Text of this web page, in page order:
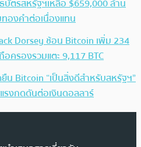
บัตรสหรัฐฯเหลือ $659,000 ล้าน
องคำต่อเนื่องแทน
Dorsey ช้อน Bitcoin เพิ่ม 234
ครองรวมแตะ 9,117 BTC
น Bitcoin “เป็นสิ่งดีสำหรับสหรัฐฯ”
รงกดดันต่อเงินดอลลาร์